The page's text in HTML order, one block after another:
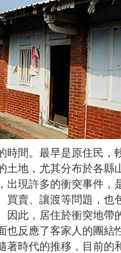
時間。最早是原住民，
土地，尤其分布於各縣
出現許多的衝突事件，
買賣、讓渡等問題，也
因此，居住於衝突地帶
也反應了客家人的團結
著時代的推移，目前的